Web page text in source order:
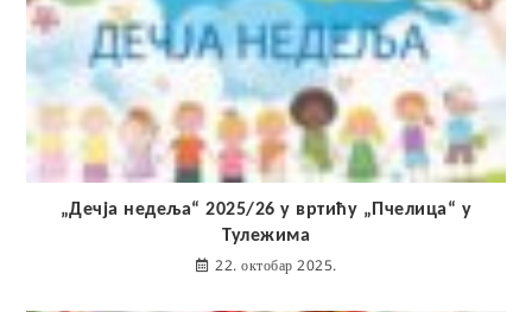
„Дечја недеља“ 2025/26 у вртићу „Пчелица“ у
Тулежима
22. октобар 2025.